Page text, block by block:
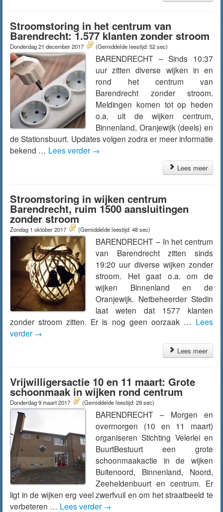
Stroomstoring in het centrum van
Barendrecht: 1.577 klanten zonder stroom
Donderdag 21 december 2017 (Gemiddelde leestijd: 52 sec)
BARENDRECHT – Sinds 10:37
uur zitten diverse wijken in en
rond het centrum van
Barendrecht zonder stroom.
Meldingen komen tot op heden
o.a. uit de wijken centrum,
Binnenland, Oranjewijk (deels) en
de Stationsbuurt. Updates volgen zodra er meer informatie
bekend … Lees verder →
Lees meer
Stroomstoring in wijken centrum
Barendrecht, ruim 1500 aansluitingen
zonder stroom
Zondag 1 oktober 2017 (Gemiddelde leestijd: 48 sec)
BARENDRECHT – In het centrum
van Barendrecht zitten sinds
19:20 uur diverse wijken zonder
stroom. Het gaat o.a. om de
wijken Binnenland en de
Oranjewijk. Netbeheerder Stedin
laat weten dat 1577 klanten
zonder stroom zitten. Er is nog geen oorzaak … Lees
verder →
Lees meer
Vrijwilligersactie 10 en 11 maart: Grote
schoonmaak in wijken rond centrum
Donderdag 9 maart 2017 (Gemiddelde leestijd: 29 sec)
BARENDRECHT – Morgen en
overmorgen (10 en 11 maart)
organiseren Stichting Velerlei en
BuurtBestuurt een grote
schoonmaakactie in de wijken
Buitenoord, Binnenland, Noord,
Zeeheldenbuurt en centrum. Er
ligt in de wijken erg veel zwerfvuil en om het straatbeeld te
verbeteren … Lees verder →